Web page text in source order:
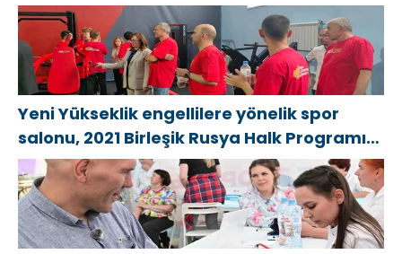
спортзал «Новая высота»
Yeni Yükseklik engellilere yönelik spor
salonu, 2021 Birleşik Rusya Halk Programı
kapsamında Saratov’da açıldı